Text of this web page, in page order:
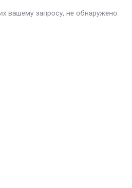
вашему запросу, не обнаружено.